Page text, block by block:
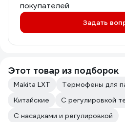
покупателей
Задать
Этот товар из подборок
Makita LXT
Термофены для
Китайские
С регулировкой
С насадками и регулировкой